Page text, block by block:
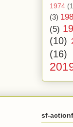
1974
(3)
(5)
(10)
(16)
sf-